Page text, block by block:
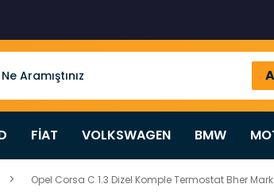
FİAT VOLKSWAGEN BMW
Opel Corsa C 1.3 Dizel Komple Termostat Bher